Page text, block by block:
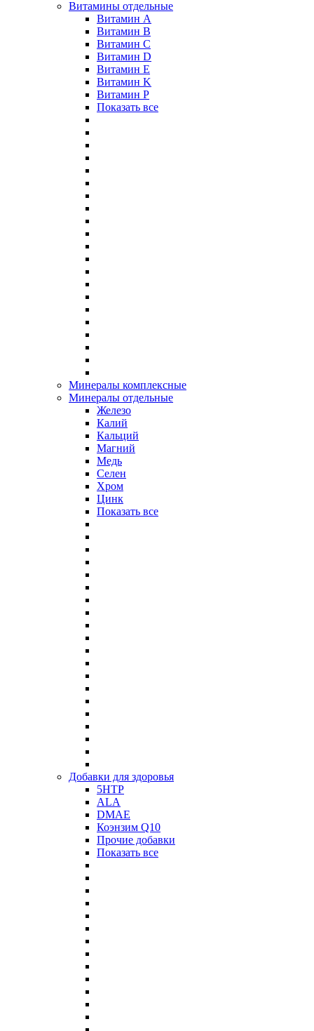
Витамины отдельные
Витамин A
Витамин B
Витамин C
Витамин D
Витамин E
Витамин K
Витамин P
Показать все
Минералы комплексные
Минералы отдельные
Железо
Калий
Кальций
Магний
Медь
Селен
Хром
Цинк
Показать все
Добавки для здоровья
5HTP
ALA
DMAE
Коэнзим Q10
Прочие добавки
Показать все